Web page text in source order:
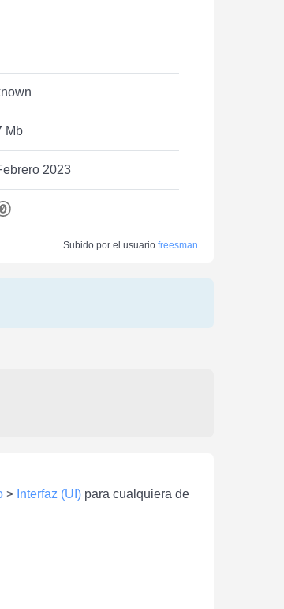
Mb
2023
Subido por el usuario freesman
> Interfaz (UI) para cualquiera de